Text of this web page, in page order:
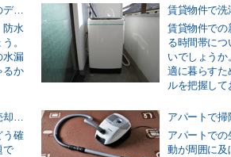
洗濯機の防水パンなしの賃貸物件！直置きのデメリットについても解説
防水
。
水漏
るか
賃貸物件での
る時間帯に
いでしょう
適に暮らすた
ルを把握して
離婚で持ち家を賃貸にする際の注意点は？売却する判断基準についても解説
う確
で
アパートで
動が周囲に及